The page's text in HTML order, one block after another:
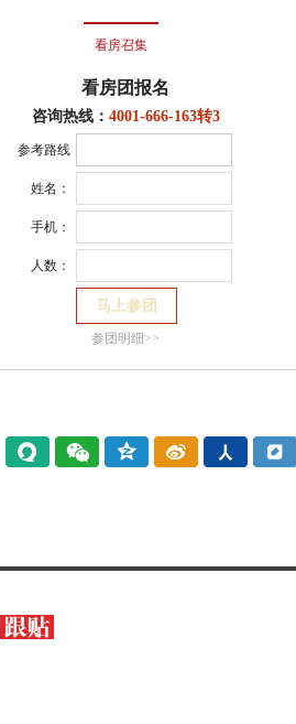
看房召集
看房团报名
咨询热线： 4001-666-163转3
参考路线
姓名：
手机：
人数：
参团明细>>